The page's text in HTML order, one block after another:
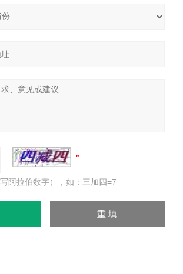
阿拉伯数字），如：三加四=7